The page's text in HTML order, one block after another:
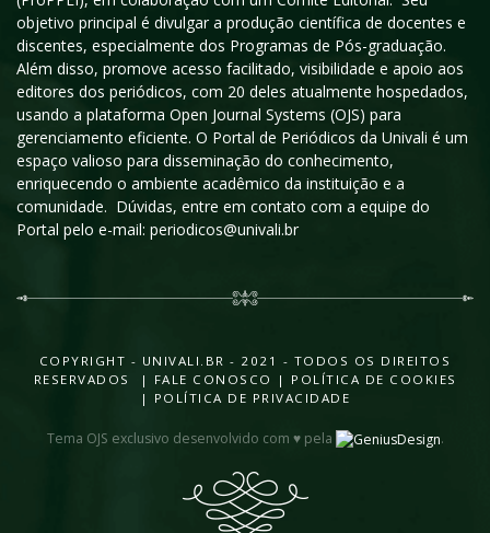
objetivo principal é divulgar a produção científica de docentes e
discentes, especialmente dos Programas de Pós-graduação.
Além disso, promove acesso facilitado, visibilidade e apoio aos
editores dos periódicos, com 20 deles atualmente hospedados,
usando a plataforma Open Journal Systems (OJS) para
gerenciamento eficiente. O Portal de Periódicos da Univali é um
espaço valioso para disseminação do conhecimento,
enriquecendo o ambiente acadêmico da instituição e a
comunidade. Dúvidas, entre em contato com a equipe do
Portal pelo e-mail: periodicos@univali.br
COPYRIGHT - UNIVALI.BR - 2021 - TODOS OS DIREITOS
RESERVADOS |
FALE CONOSCO | POLÍTICA DE COOKIES
| POLÍTICA DE PRIVACIDADE
Tema OJS exclusivo desenvolvido com ♥ pela .